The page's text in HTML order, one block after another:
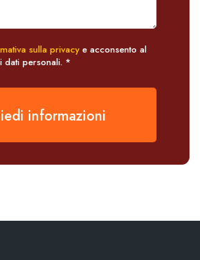
sulla privacy e acconsento al
dati personali. *
informazioni